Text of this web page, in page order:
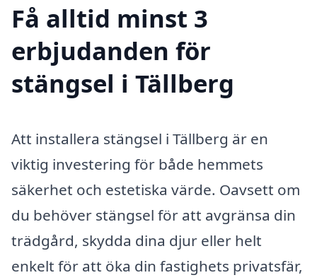
Få alltid minst 3
erbjudanden för
stängsel i Tällberg
Att installera stängsel i Tällberg är en
viktig investering för både hemmets
säkerhet och estetiska värde. Oavsett om
du behöver stängsel för att avgränsa din
trädgård, skydda dina djur eller helt
enkelt för att öka din fastighets privatsfär,